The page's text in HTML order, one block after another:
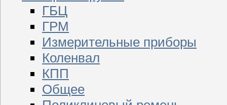
ГБЦ
ГРМ
Измерительные приборы
Коленвал
КПП
Общее